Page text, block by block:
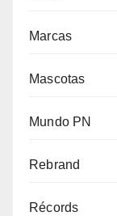
Marcas
Mascotas
Mundo PN
Rebrand
Récords